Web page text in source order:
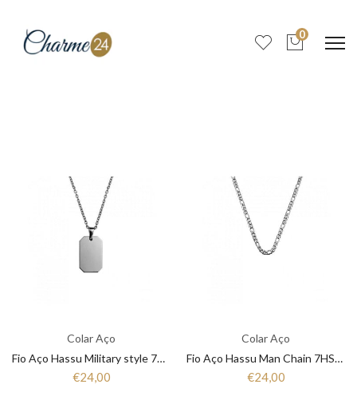
0
Colar Aço
Fio Aço Hassu Military style 7HSS510811C
€24,00
Colar Aço
Fio Aço Hassu Man Chain 7HSS510629F
€24,00